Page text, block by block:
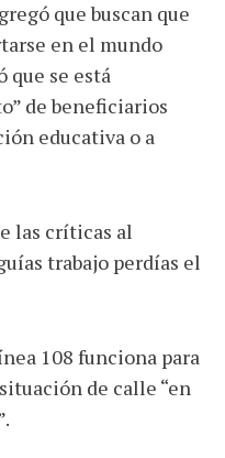
que buscan que
en el mundo
que se está
de beneficiarios
educativa o a
las críticas al
trabajo perdías el
108 funciona para
de calle “en